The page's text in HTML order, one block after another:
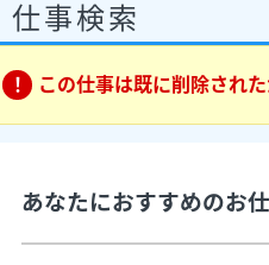
仕事検索
この仕事は既に削除され
あなたにおすすめのお